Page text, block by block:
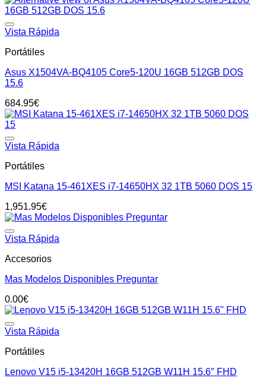
Vista Rápida
Portátiles
Asus X1504VA-BQ4105 Core5-120U 16GB 512GB DOS
15.6
684.95€
Vista Rápida
Portátiles
MSI Katana 15-461XES i7-14650HX 32 1TB 5060 DOS 15
1,951.95€
Vista Rápida
Accesorios
Mas Modelos Disponibles Preguntar
0.00€
Vista Rápida
Portátiles
Lenovo V15 i5-13420H 16GB 512GB W11H 15.6″ FHD